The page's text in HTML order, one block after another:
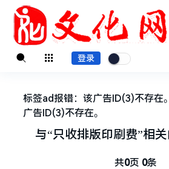
登录
标签ad报错：该广告ID(3)不存在
广告ID(3)不存在。
与“只收排版印刷费”相
共0页 0条